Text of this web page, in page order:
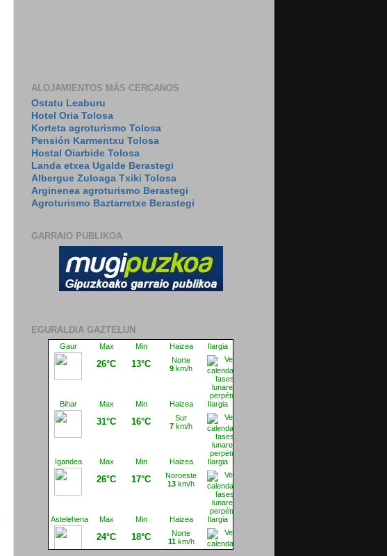
ALOJAMIENTOS MÁS CERCANOS
Ostatu Leaburu
Hotel Oria Tolosa
Korteta agroturismo Tolosa
Pensión Karmentxu Tolosa
Hostal Oiarbide Tolosa
Landa etxea Ugalde Berastegi
Albergue Zuloaga Txiki Tolosa
Arginenea agroturismo Berastegi
Agroturismo Baztarretxe Berastegi
GARRAIO PUBLIKOA
EGURALDIA GAZTELUN